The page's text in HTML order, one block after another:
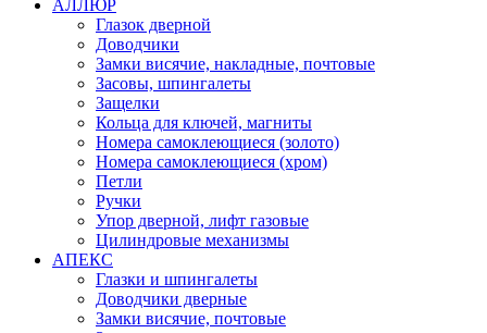
АЛЛЮР
Глазок дверной
Доводчики
Замки висячие, накладные, почтовые
Засовы, шпингалеты
Защелки
Кольца для ключей, магниты
Номера самоклеющиеся (золото)
Номера самоклеющиеся (хром)
Петли
Ручки
Упор дверной, лифт газовые
Цилиндровые механизмы
АПЕКС
Глазки и шпингалеты
Доводчики дверные
Замки висячие, почтовые